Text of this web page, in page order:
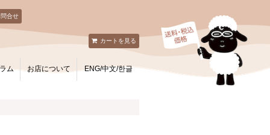
カートを見る
問合せ
ム お店について ENG/中文/한글